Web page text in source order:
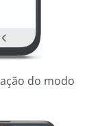
do modo